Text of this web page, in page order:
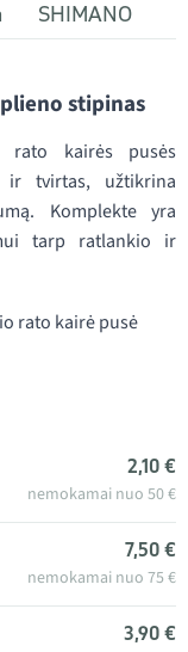
SHIMANO
stipinas
rato kairės pusės
ir tvirtas, užtikrina
Komplekte yra
tarp ratlankio ir
rato kairė pusė
2,10 €
nemokamai nuo 50 €
7,50 €
nemokamai nuo 75 €
3,90 €